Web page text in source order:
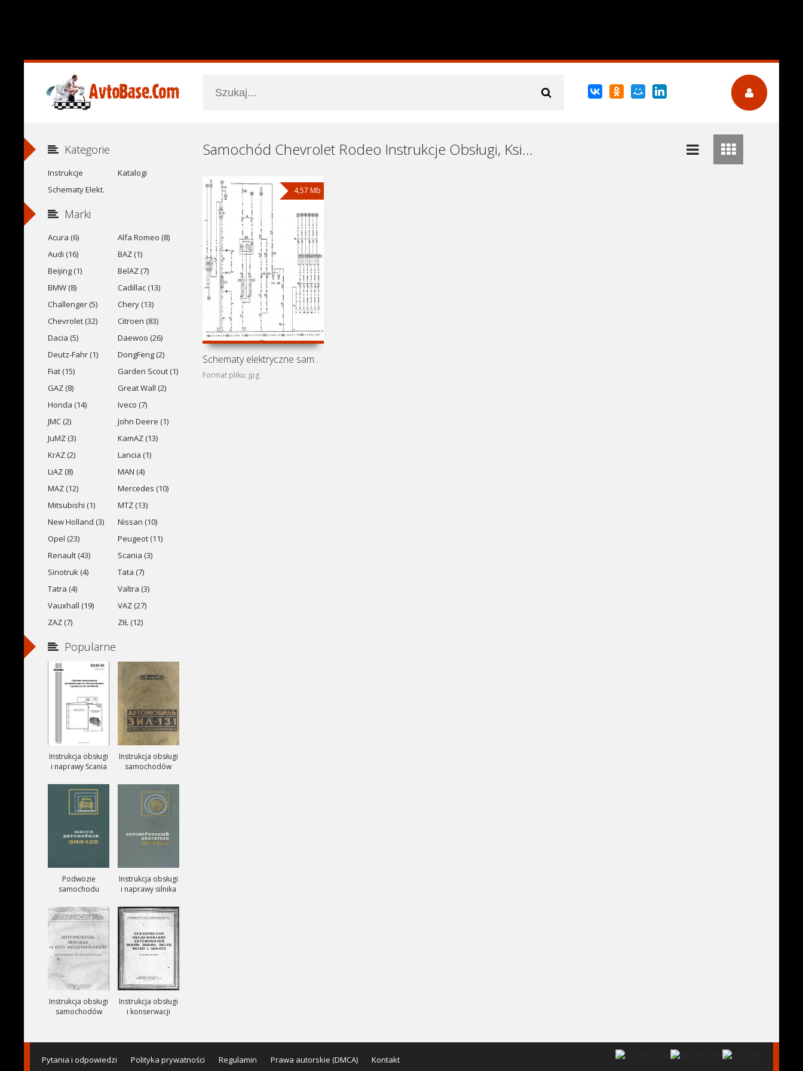
Samochód Chevrolet Rodeo Instrukcje Obsługi, Książki Serwisowe i Naprawy Download - Pobierz za Darmo
4,57 Mb
Schematy elektryczne samochodu Chevrolet Frontera A
Format pliku: jpg
Kategorie
Instrukcje
Katalogi
Schematy Elekt.
Marki
Acura (6)
Alfa Romeo (8)
Audi (16)
BAZ (1)
Beijing (1)
BelAZ (7)
BMW (8)
Cadillac (13)
Challenger (5)
Chery (13)
Chevrolet (32)
Citroen (83)
Dacia (5)
Daewoo (26)
Deutz-Fahr (1)
DongFeng (2)
Fiat (15)
Garden Scout (1)
GAZ (8)
Great Wall (2)
Honda (14)
Iveco (7)
JMC (2)
John Deere (1)
JuMZ (3)
KamAZ (13)
KrAZ (2)
Lancia (1)
LiAZ (8)
MAN (4)
MAZ (12)
Mercedes (10)
Mitsubishi (1)
MTZ (13)
New Holland (3)
Nissan (10)
Opel (23)
Peugeot (11)
Renault (43)
Scania (3)
Sinotruk (4)
Tata (7)
Tatra (4)
Valtra (3)
Vauxhall (19)
VAZ (27)
ZAZ (7)
ZIŁ (12)
Popularne
Instrukcja obsługi
i naprawy Scania
Instrukcja obsługi
samochodów
ZIŁ-131, ZIŁ-131A
i ZIŁ-131V
Podwozie
samochodu
Instrukcja obsługi
i naprawy silnika
Instrukcja obsługi
samochodów
Instrukcja obsługi
i konserwacji
ZIŁ-157, ZIŁ-157K
Pytania i odpowiedzi Polityka prywatności Regulamin Prawa autorskie (DMCA) Kontakt